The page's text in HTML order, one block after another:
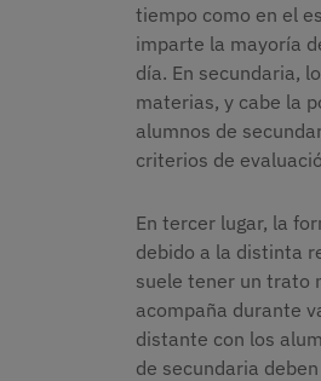
tiempo como en el
imparte la mayoría
día. En secundaria,
materias, y cabe la
alumnos de
criterios de
En tercer lugar, la
debido a la distinta
suele tener un trato
acompaña durante
distante con los
de secundaria